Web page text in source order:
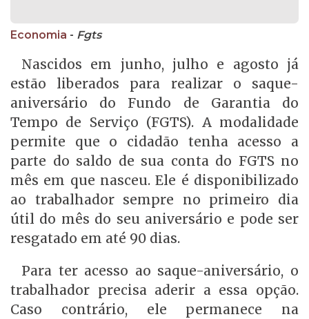
Economia - Fgts
Nascidos em junho, julho e agosto já
estão liberados para realizar o saque-
aniversário do Fundo de Garantia do
Tempo de Serviço (FGTS). A modalidade
permite que o cidadão tenha acesso a
parte do saldo de sua conta do FGTS no
mês em que nasceu. Ele é disponibilizado
ao trabalhador sempre no primeiro dia
útil do mês do seu aniversário e pode ser
resgatado em até 90 dias.
Para ter acesso ao saque-aniversário, o
trabalhador precisa aderir a essa opção.
Caso contrário, ele permanece na